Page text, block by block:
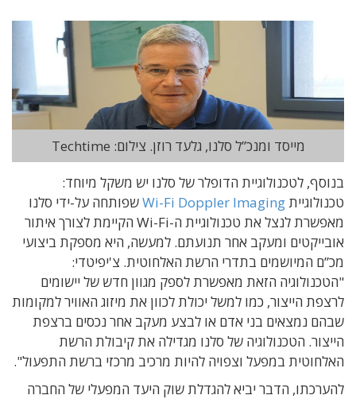
מייסד ומנכ”ל סלנו, גלעד רוזן. צילום: Techtime
בנוסף, לטכנולוגיית הדופלר של סלנו יש משקל מיוחד:
טכנולוגייתWi-Fi Doppler Imagingשפותחה על-ידי סלנו
מאפשרת לנצל את טכנולוגיית ה-Wi-Fi הקיימת לצורך איתור
אובייקטים ומעקב אחר תנועתם. למעשה, היא מספקת ביצועי
מכ”ם המיושמים בתדרי הרשת האלחוטית. צ'יפיטדי:
"הטכנולוגיה הזאת מאפשרת לספק מגוון חדש של יישומים
לרצפת הייצור, כמו למשל יכולת לכוון את מיזוג האוויר למקומות
שבהם נמצאים בני אדם או לבצע מעקב אחר נכסים ברצפת
הייצור. הטכנולוגיה של סלנו מגדילה את קיבולת הרשת
האלחוטית במפעל וצפויה להיות מרכיב מרכזי ברשת התפעול".
להערכתו, הדבר יביא להגדלת שוק היעד המפעלי של החברה